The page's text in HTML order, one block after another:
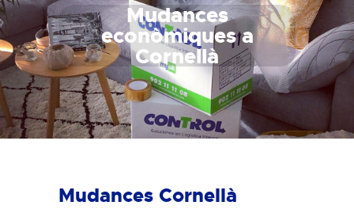
Mudances
econòmiques a
Cornellà
Mudances Cornellà